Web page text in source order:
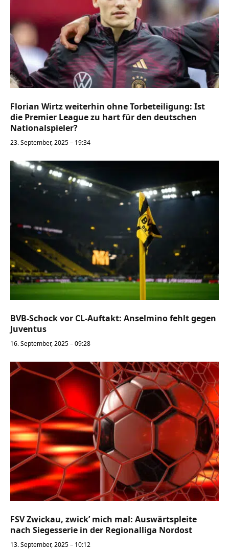
Florian Wirtz weiterhin ohne Torbeteiligung: Ist
die Premier League zu hart für den deutschen
Nationalspieler?
23. September, 2025 – 19:34
BVB-Schock vor CL-Auftakt: Anselmino fehlt gegen
Juventus
16. September, 2025 – 09:28
FSV Zwickau, zwick’ mich mal: Auswärtspleite
nach Siegesserie in der Regionalliga Nordost
13. September, 2025 – 10:12